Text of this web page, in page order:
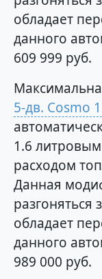
обладает
данного
609 999 руб.
5-дв. Cosmo
1.6 литровым
расходом
Данная
разгоняться
обладает
данного
989 000 руб.